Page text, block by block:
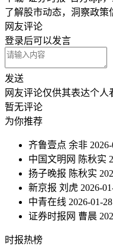
了解股市动态，洞察政策
网友评论
登录后可以发言
发送
网友评论仅供其表达个
暂无评论
为你推荐
齐鲁壹点 余非
中国文明网 陈秋实
扬子晚报 陈秋实
新京报 刘虎 2026-
中青在线 2026-01-
证券时报网 曹晨
时报热榜